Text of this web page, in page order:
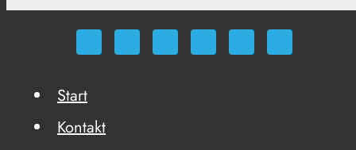
Start
Kontakt